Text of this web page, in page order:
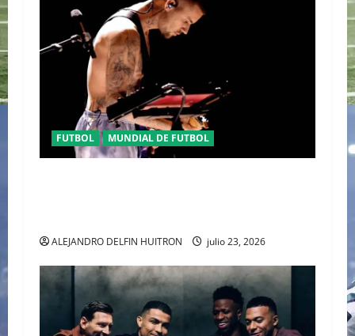
FUTBOL MUNDIAL DE FUTBOL
ALEJANDRO DELFIN HUITRON julio 23, 2026